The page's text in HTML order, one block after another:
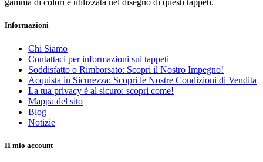
gamma di colori è utilizzata nel disegno di questi tappeti.
Prezzo
€
Produttori
Visualizza i prodotti a75
Informazioni
Chi Siamo
Contattaci per informazioni sui tappeti
Soddisfatto o Rimborsato: Scopri il Nostro Impegno!
Acquista in Sicurezza: Scopri le Nostre Condizioni di Vendita
La tua privacy è al sicuro: scopri come!
Mappa del sito
Blog
Notizie
II mio account